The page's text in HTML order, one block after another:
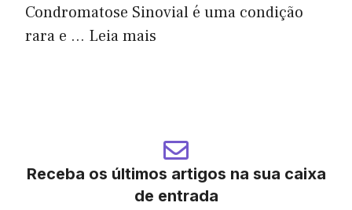
Condromatose Sinovial é uma condição
rara e ... Leia mais
Receba os últimos artigos na sua caixa
de entrada